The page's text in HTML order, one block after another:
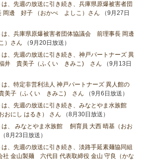
、先週の放送に引き続き、兵庫県原爆被害者団
岡邊 好子 （おかべ よしこ）さん （9月27日
は、兵庫県原爆被害者団体協議会 前理事長 岡邊
）さん （9月20日放送）
、先週の放送に引き続き、神戸パートナーズ 異
井 貴美子（ふくい きみこ) さん （9月13日
、特定非営利法人 神戸パートナーズ 異人館の
美子（ふくい きみこ) さん （9月6日放送）
は、先週の放送に引き続き、みなとやま水族館
おにし はるき） さん （8月30日放送）
は、 みなとやま水族館 飼育員 大西 晴基（おお
（8月23日放送）
、先週の放送に引き続き、淡路手延素麺協同組
金山製麺 六代目 代表取締役 金山 守良（かな